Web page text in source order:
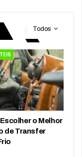
Todos
o Melhor
de Transfer